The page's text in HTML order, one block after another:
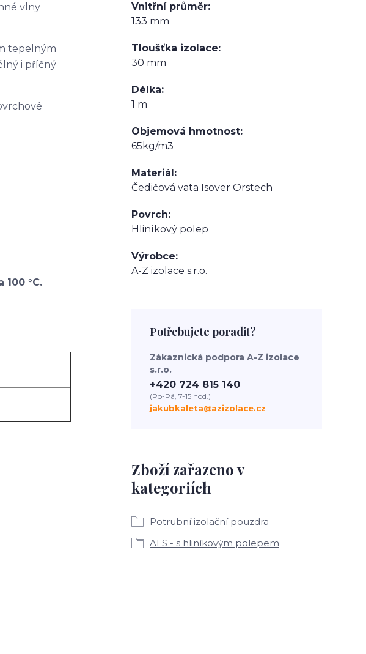
vlny
tepelným
i příčný
°C.
Vnitřní průměr
133 mm
Tloušťka izolace
30 mm
Délka
1 m
Objemová hmotnost
65kg/m3
Materiál
Čedičová vata Isover Orstech
Povrch
Hliníkový polep
Výrobce
A-Z izolace s.r.o.
Zboží zařazeno v
kategoriích
Potrubní izolační pouzdra
ALS - s hliníkovým polepem
Potřebujete poradit?
Zákaznická podpora A-Z izolace
s.r.o.
+420 724 815 140
(Po-Pá, 7-15 hod.)
jakubkaleta@azizolace.cz